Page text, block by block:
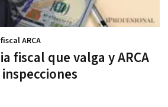
fiscal que valga y ARCA
ARCA